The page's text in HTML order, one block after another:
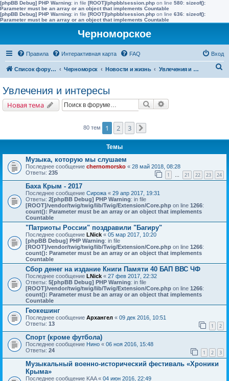
[phpBB Debug] PHP Warning: in file [ROOT]/phpbb/session.php on line 580: sizeof():
Parameter must be an array or an object that implements Countable
[phpBB Debug] PHP Warning: in file [ROOT]/phpbb/session.php on line 636: sizeof():
Parameter must be an array or an object that implements Countable
Черноморское
Правила Интерактивная карта FAQ Вход
Список форумов Черноморск Новости и жизнь Увлечения и интересы
Увлечения и интересы
Новая тема Поиск
80 тем 1 2 3
Темы
Музыка, которую мы слушаем
Последнее сообщение chernomorsko « 28 май 2018, 08:28
Ответы: 235 1 … 21 22 23 24
Баха Крым - 2017
Последнее сообщение Сирожа « 29 апр 2017, 19:31
Ответы: 2[phpBB Debug] PHP Warning: in file
[ROOT]/vendor/twig/twig/lib/Twig/Extension/Core.php on line 1266:
count(): Parameter must be an array or an object that implements
Countable
"Патриоты России" поздравили "Багиру"
Последнее сообщение LNick « 05 мар 2017, 10:20
[phpBB Debug] PHP Warning: in file
[ROOT]/vendor/twig/twig/lib/Twig/Extension/Core.php on line 1266:
count(): Parameter must be an array or an object that implements
Countable
Сбор денег на издание Книги Памяти 40 БАП ВВС ЧФ
Последнее сообщение LNick « 27 фев 2017, 22:32
Ответы: 5[phpBB Debug] PHP Warning: in file
[ROOT]/vendor/twig/twig/lib/Twig/Extension/Core.php on line 1266:
count(): Parameter must be an array or an object that implements
Countable
Геокешинг
Последнее сообщение Архангел « 09 дек 2016, 10:51
Ответы: 13 1 2
Спорт (кроме футбола)
Последнее сообщение Нино « 06 ноя 2016, 15:48
Ответы: 24 1 2 3
Музыкальный военно-исторический фестиваль «Хроники
Крыма»
Последнее сообщение KAA« 04 июн 2016, 22:49